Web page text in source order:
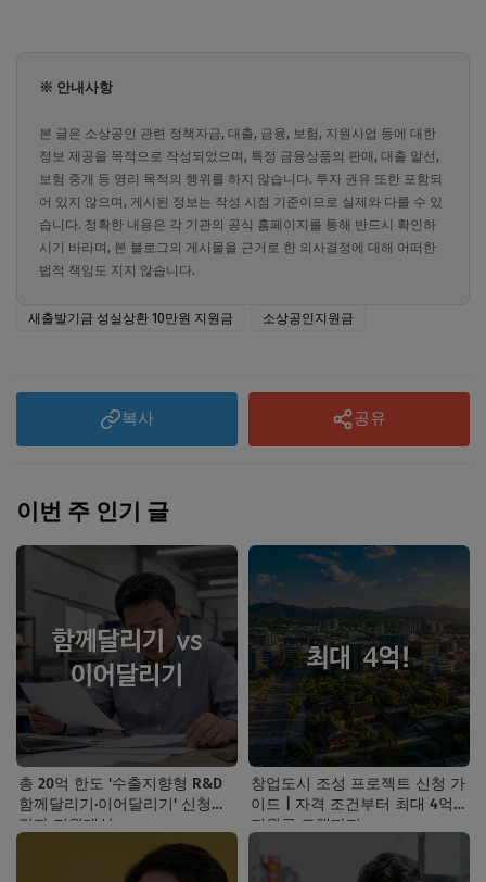
※ 안내사항
본 글은 소상공인 관련 정책자금, 대출, 금융, 보험, 지원사업 등에 대한
정보 제공을 목적으로 작성되었으며, 특정 금융상품의 판매, 대출 알선,
보험 중개 등 영리 목적의 행위를 하지 않습니다. 투자 권유 또한 포함되
어 있지 않으며, 게시된 정보는 작성 시점 기준이므로 실제와 다를 수 있
습니다. 정확한 내용은 각 기관의 공식 홈페이지를 통해 반드시 확인하
시기 바라며, 본 블로그의 게시물을 근거로 한 의사결정에 대해 어떠한
법적 책임도 지지 않습니다.
새출발기금 성실상환 10만원 지원금 소상공인지원금
복사 공유
이번 주 인기 글
총 20억 한도 '수출지향형 R&D
함께달리기·이어달리기' 신청기
간과 지원대상
창업도시 조성 프로젝트 신청 가
이드 | 자격 조건부터 최대 4억
지원금 트랙까지